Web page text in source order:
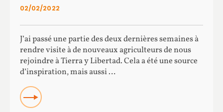
02/02/2022
J’ai passé une partie des deux dernières semaines à
rendre visite à de nouveaux agriculteurs de nous
rejoindre à Tierra y Libertad. Cela a été une source
d’inspiration, mais aussi …
Read more about À la recherche de nouveaux
agriculteurs pour Tierra y Libertad